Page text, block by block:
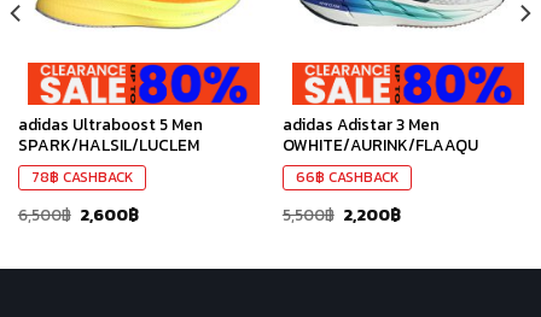
adidas Ultraboost 5 Men
SPARK/HALSIL/LUCLEM
78฿ CASHBACK
6,500฿ 2,600฿
adidas Adistar 3 Men
OWHITE/AURINK/FLAAQU
66฿ CASHBACK
5,500฿ 2,200฿